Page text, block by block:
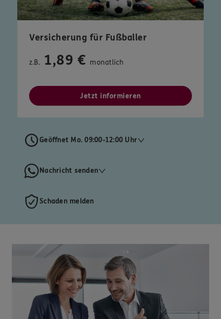
Versicherung für Fußballer
z.B. 1,89 € monatlich
Jetzt informieren
Geöffnet Mo. 09:00-12:00 Uhr
Nachricht senden
Schaden melden